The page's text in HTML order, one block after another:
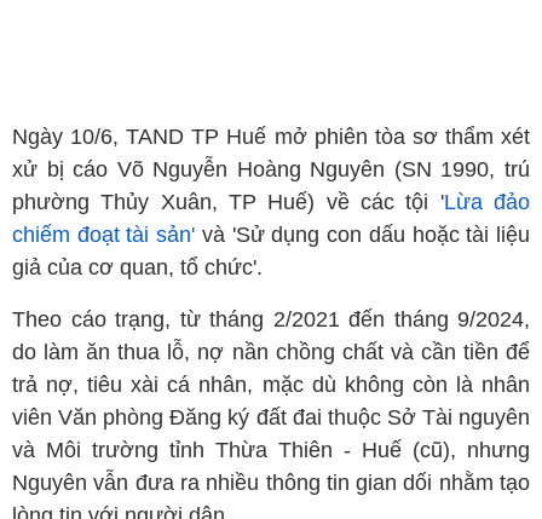
Ngày 10/6, TAND TP Huế mở phiên tòa sơ thẩm xét
xử bị cáo Võ Nguyễn Hoàng Nguyên (SN 1990, trú
phường Thủy Xuân, TP Huế) về các tội 'Lừa đảo
chiếm đoạt tài sản' và 'Sử dụng con dấu hoặc tài liệu
giả của cơ quan, tổ chức'.
Theo cáo trạng, từ tháng 2/2021 đến tháng 9/2024,
do làm ăn thua lỗ, nợ nần chồng chất và cần tiền để
trả nợ, tiêu xài cá nhân, mặc dù không còn là nhân
viên Văn phòng Đăng ký đất đai thuộc Sở Tài nguyên
và Môi trường tỉnh Thừa Thiên - Huế (cũ), nhưng
Nguyên vẫn đưa ra nhiều thông tin gian dối nhằm tạo